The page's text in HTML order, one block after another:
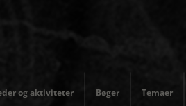
og aktiviteter Bøger Temaer